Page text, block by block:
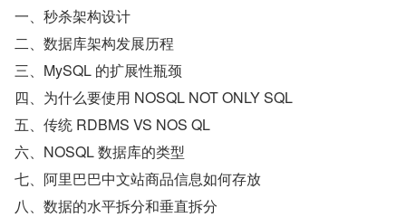
一、秒杀架构设计
二、数据库架构发展历程
三、MySQL 的扩展性瓶颈
四、为什么要使用 NOSQL NOT ONLY SQL
五、传统 RDBMS VS NOS QL
六、NOSQL 数据库的类型
七、阿里巴巴中文站商品信息如何存放
八、数据的水平拆分和垂直拆分